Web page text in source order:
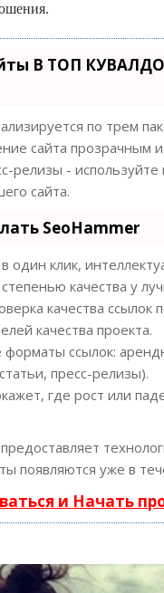
В ТОП
по трем
сайта прозрачным
релизы -
сайта.
SeoHammer
клик,
качества у
качества
качества проекта.
ссылок:
пресс-релизы).
где рост или
появляются уже в
и Начать